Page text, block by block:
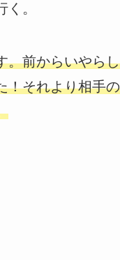
。
。前からいやら
！それより相手